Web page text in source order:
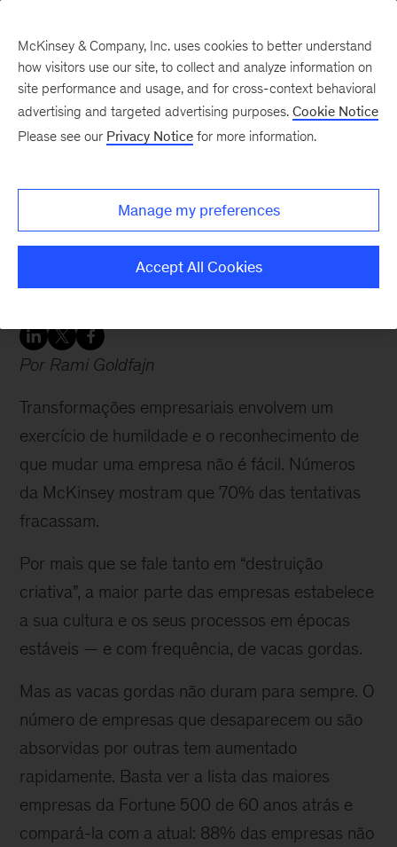
Blog Made in Brazil
O segredo das
transformações
empresariais que
funcionam
Por Rami Goldfajn
Transformações empresariais envolvem um
exercício de humildade e o reconhecimento de
que mudar uma empresa não é fácil. Números
da McKinsey mostram que 70% das tentativas
fracassam.
Por mais que se fale tanto em “destruição
criativa”, a maior parte das empresas estabelece
a sua cultura e os seus processos em épocas
estáveis — e com frequência, de vacas gordas.
Mas as vacas gordas não duram para sempre. O
número de empresas que desaparecem ou são
absorvidas por outras tem aumentado
rapidamente. Basta ver a lista das maiores
empresas da Fortune 500 de 60 anos atrás e
compará-la com a atual: 88% das empresas não
McKinsey & Company, Inc. uses cookies to better understand
how visitors use our site, to collect and analyze information on
site performance and usage, and for cross-context behavioral
advertising and targeted advertising purposes. Cookie Notice
Please see our Privacy Notice for more information.
Manage my preferences
Accept All Cookies